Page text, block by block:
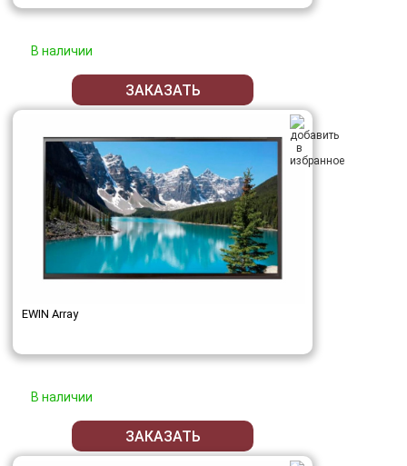
В наличии
ЗАКАЗАТЬ
EWIN Array
В наличии
ЗАКАЗАТЬ